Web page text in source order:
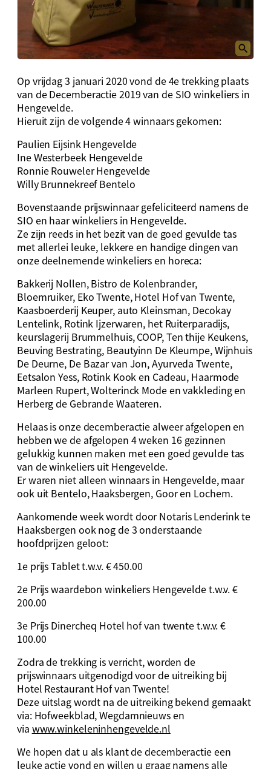
Op vrijdag 3 januari 2020 vond de 4e trekking plaats
van de Decemberactie 2019 van de SIO winkeliers in
Hengevelde.
Hieruit zijn de volgende 4 winnaars gekomen:
Paulien Eijsink Hengevelde
Ine Westerbeek Hengevelde
Ronnie Rouweler Hengevelde
Willy Brunnekreef Bentelo
Bovenstaande prijswinnaar gefeliciteerd namens de
SIO en haar winkeliers in Hengevelde.
Ze zijn reeds in het bezit van de goed gevulde tas
met allerlei leuke, lekkere en handige dingen van
onze deelnemende winkeliers en horeca:
Bakkerij Nollen, Bistro de Kolenbrander,
Bloemruiker, Eko Twente, Hotel Hof van Twente,
Kaasboerderij Keuper, auto Kleinsman, Decokay
Lentelink, Rotink Ijzerwaren, het Ruiterparadijs,
keurslagerij Brummelhuis, COOP, Ten thije Keukens,
Beuving Bestrating, Beautyinn De Kleumpe, Wijnhuis
De Deurne, De Bazar van Jon, Ayurveda Twente,
Eetsalon Yess, Rotink Kook en Cadeau, Haarmode
Marleen Rupert, Wolterinck Mode en vakkleding en
Herberg de Gebrande Waateren.
Helaas is onze decemberactie alweer afgelopen en
hebben we de afgelopen 4 weken 16 gezinnen
gelukkig kunnen maken met een goed gevulde tas
van de winkeliers uit Hengevelde.
Er waren niet alleen winnaars in Hengevelde, maar
ook uit Bentelo, Haaksbergen, Goor en Lochem.
Aankomende week wordt door Notaris Lenderink te
Haaksbergen ook nog de 3 onderstaande
hoofdprijzen geloot:
1e prijs Tablet t.w.v. € 450.00
2e Prijs waardebon winkeliers Hengevelde t.w.v. €
200.00
3e Prijs Dinercheq Hotel hof van twente t.w.v. €
100.00
Zodra de trekking is verricht, worden de
prijswinnaars uitgenodigd voor de uitreiking bij
Hotel Restaurant Hof van Twente!
Deze uitslag wordt na de uitreiking bekend gemaakt
via: Hofweekblad, Wegdamnieuws en
via www.winkeleninhengevelde.nl
We hopen dat u als klant de decemberactie een
leuke actie vond en willen u graag namens alle